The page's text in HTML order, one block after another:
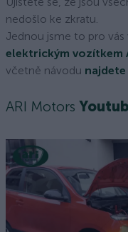
nedošlo ke zkratu.
Jednou jsme to pro
elektrickým vozítkem
včetně návodu
ARI Motors